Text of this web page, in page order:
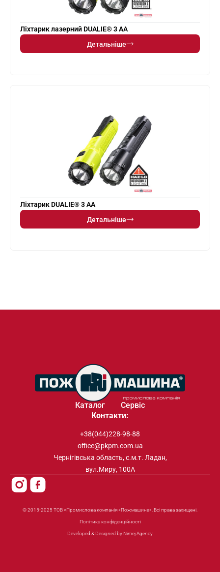
Ліхтарик лазерний DUALIE® 3 AA
Детальніше
Ліхтарик DUALIE® 3 AA
Детальніше
Каталог
Сервіс
Контакти:
+38(044)228-98-88
office@pkpm.com.ua
Чернігівська область, с.м.т. Ладан,
вул.Миру, 100А
© 2015-2025 ТОВ «Промислова компанія «Пожмашина». Всі права захищені.
Політика конфіденційності
Developed & Designed by Nimej Agency